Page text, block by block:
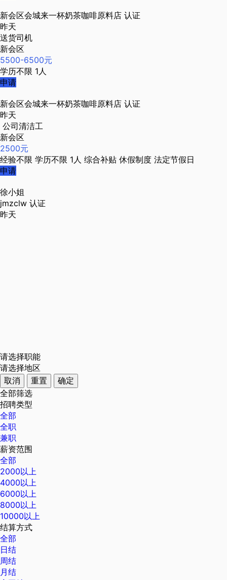
新会区会城来一杯奶茶咖啡原料店 认证
昨天
送货司机
新会区
5500-6500元
学历不限 1人
申请
新会区会城来一杯奶茶咖啡原料店 认证
昨天
公司清洁工
新会区
2500元
经验不限 学历不限 1人 综合补贴 休假制度 法定节假日
申请
徐小姐
jmzclw 认证
昨天
请选择职能
请选择地区
取消
重置
确定
全部筛选
招聘类型
全部
全职
兼职
薪资范围
全部
2000以上
4000以上
6000以上
8000以上
10000以上
结算方式
全部
日结
周结
月结